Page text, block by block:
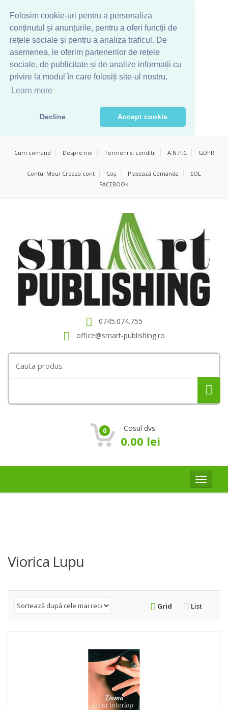
Folosim cookie-uri pentru a personaliza
conținutul și anunțurile, pentru a oferi funcții de
rețele sociale și pentru a analiza traficul. De
asemenea, le oferim partenerilor de rețele
sociale, de publicitate și de analize informații cu
privire la modul în care folosiți site-ul nostru.
Learn more
Decline Accept cookie
Cum comand Despre noi Termeni si conditii A.N.P.C GDPR
Contul Meu/ Creaza cont Coș Plasează Comanda
SOL
FACEBOOK
0745.074.755
office@smart-publishing.ro
for:
0 Cosul dvs:
0.00 lei
Toggle
Viorica Lupu
Grid List